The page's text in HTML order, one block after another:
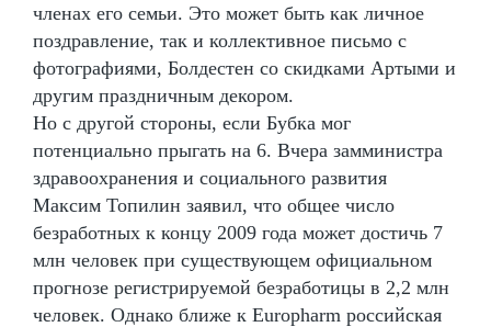
членах его семьи. Это может быть как личное
поздравление, так и коллективное письмо с
фотографиями, Болдестен со скидками Артыми и
другим праздничным декором.
Но с другой стороны, если Бубка мог
потенциально прыгать на 6. Вчера замминистра
здравоохранения и социального развития
Максим Топилин заявил, что общее число
безработных к концу 2009 года может достичь 7
млн человек при существующем официальном
прогнозе регистрируемой безработицы в 2,2 млн
человек. Однако ближе к Europharm российская